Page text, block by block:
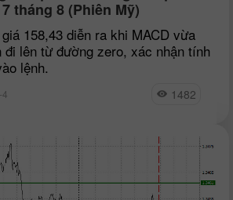
tháng 8 (Phiên Mỹ)
158,43 diễn ra khi MACD vừa
đi lên từ đường zero, xác nhận tính
lệnh.
1482